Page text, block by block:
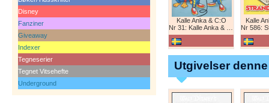
Disney
Fanziner
Giveaway
Indexer
Tegneserier
Tegnet Vitsehefte
Underground
Kalle Anka & C:O
Nr 31: Kalle Anka & C:O
Kalle
Nr 586:
Utgivelser